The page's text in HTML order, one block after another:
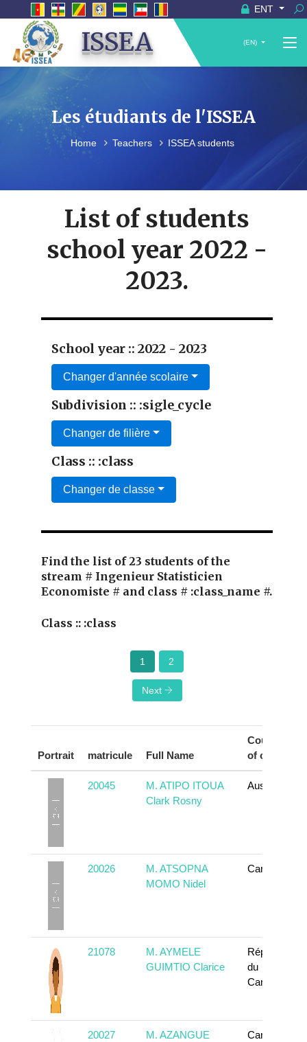
ENT
ISSEA (EN)
Les étudiants de l'ISSEA
Home Teachers ISSEA students
List of students
school year 2022 -
2023.
School year :: 2022 - 2023
Changer d'année scolaire
Subdivision :: :sigle_cycle
Changer de filière
Class :: :class
Changer de classe
Find the list of 23 students of the
stream # Ingenieur Statisticien
Economiste # and class # :class_name #.
Class :: :class
1 2
Next
Portrait matricule Full Name
Country
of origin
20045
M. ATIPO ITOUA
Clark Rosny
Australia
20026
M. ATSOPNA
MOMO Nidel
Cameroun
21078
M. AYMELE
GUIMTIO Clarice
République
du
Cameroun
20027
M. AZANGUE
Cameroun